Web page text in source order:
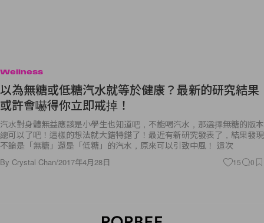
Wellness
以為無糖或低糖汽水就等於健康？最新的研究結果
或許會嚇得你立即戒掉！
汽水對身體無益應該是小學生也知道吧，不能喝汽水，那選擇無糖的版本
總可以了吧！這樣的想法就大錯特錯了！最近有新研究發表了，結果發現
不論是「無糖」還是「低糖」的汽水，原來可以引致中風！ 這次
By Crystal Chan/2017年4月28日 15 0